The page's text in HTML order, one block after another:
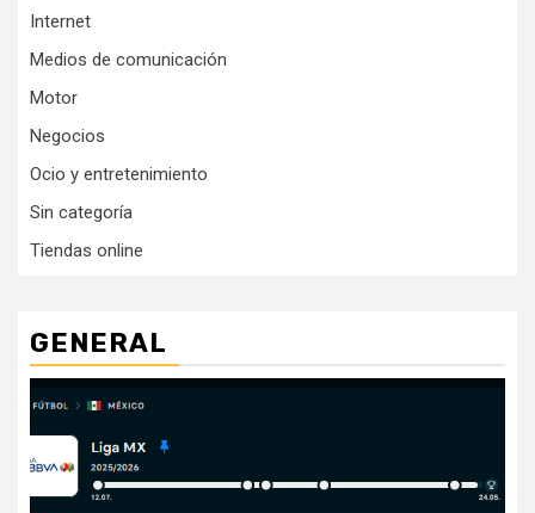
Internet
Medios de comunicación
Motor
Negocios
Ocio y entretenimiento
Sin categoría
Tiendas online
GENERAL